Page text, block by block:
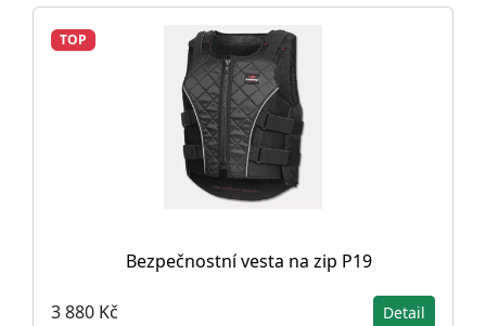
TOP
Bezpečnostní vesta na zip P19
3 880 Kč Detail